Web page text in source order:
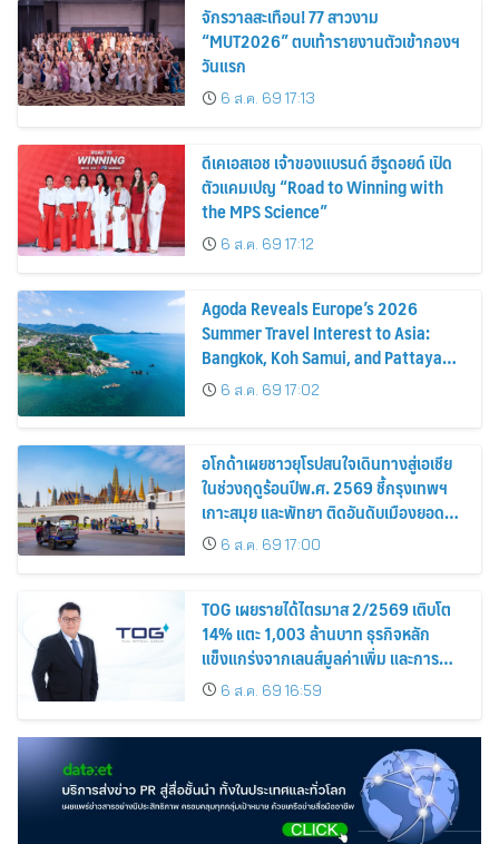
จักรวาลสะเทือน! 77 สาวงาม
“MUT2026” ตบเท้ารายงานตัวเข้ากองฯ
วันแรก
6 ส.ค. 69 17:13
ดีเคเอสเอช เจ้าของแบรนด์ ฮีรูดอยด์ เปิด
ตัวแคมเปญ “Road to Winning with
the MPS Science”
6 ส.ค. 69 17:12
Agoda Reveals Europe’s 2026
Summer Travel Interest to Asia:
Bangkok, Koh Samui, and Pattaya
Among the Top Cities
6 ส.ค. 69 17:02
อโกด้าเผยชาวยุโรปสนใจเดินทางสู่เอเชีย
ในช่วงฤดูร้อนปีพ.ศ. 2569 ชี้กรุงเทพฯ
เกาะสมุย และพัทยา ติดอันดับเมืองยอด
นิยม6 ส.ค. 69 17:00
TOG เผยรายได้ไตรมาส 2/2569 เติบโต
14% แตะ 1,003 ล้านบาท ธุรกิจหลัก
แข็งแกร่งจากเลนส์มูลค่าเพิ่ม และการ
ขยายตลาดต่างประเทศ พร้อมเดินหน้า
ลงทุนเพื่อการเติบโตระยะยาว
6 ส.ค. 69 16:59